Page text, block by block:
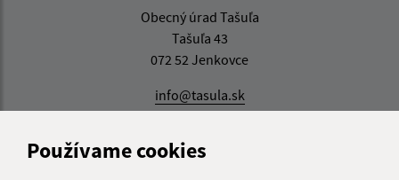
Používame cookies
Obecný úrad Tašuľa
Tašuľa 43
072 52 Jenkovce
info@tasula.sk
+421 56 659 82 60
IČO: 00325872